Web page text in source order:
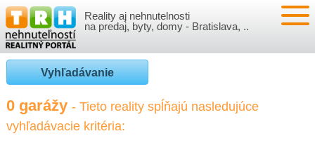
Reality aj nehnutelnosti
na predaj, byty, domy - Bratislava, ..
NEHNUTEĽNOSTI
BYTY
NOVOSTAVBY
VLOŽIŤ NEHNUTEĽNOSTI
PRIHLÁSENIE
VÝVOJ CIEN REALÍT
Vyhľadávanie
0 garážy - Tieto reality spĺňajú nasledujúce
vyhľadávacie kritéria: